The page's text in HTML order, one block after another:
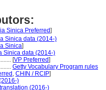
Sinica Preferred]
Sinica data (2014-)
Sinica]
Sinica data (2014-)
[VP Preferred]
Getty Vocabulary Program rules
, CHIN / RCIP]
)
(2016-)